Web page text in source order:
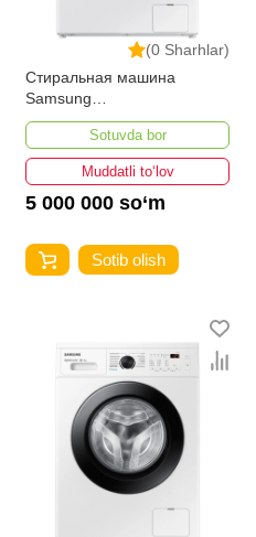
(0 Sharhlar)
Стиральная машина
Samsung
WW70AG4S21VELD 7-Кг
Sotuvda bor
Muddatli to‘lov
5 000 000 so‘m
Sotib olish